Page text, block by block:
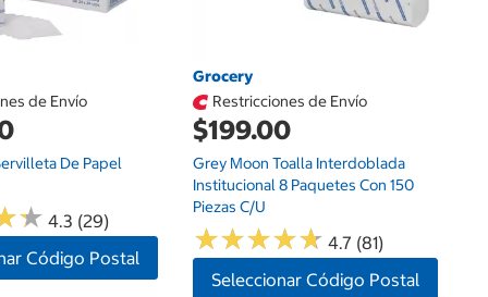
de Envío
De Papel
★
★ 4.3 (29)
Código Postal
Grocery
Restricciones de Envío
$199.00
Grey Moon Toalla Interdoblada
Institucional 8 Paquetes Con 150
Piezas C/u
★★★★★
★★★★★ 4.7 (81)
Seleccionar Código Postal